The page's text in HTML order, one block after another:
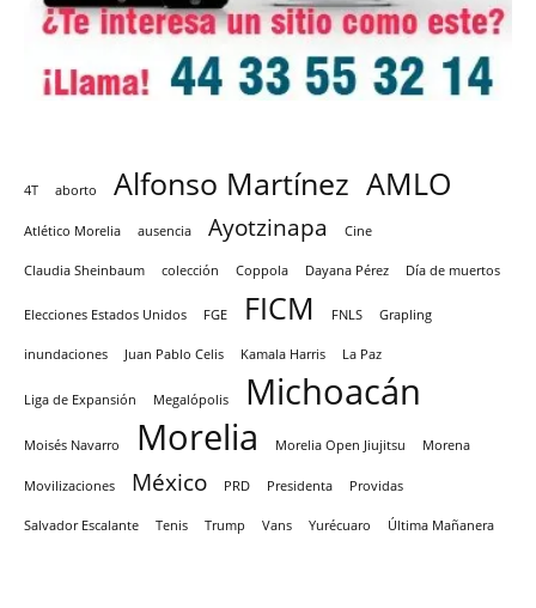
4T aborto Alfonso Martínez AMLO
Atlético Morelia ausencia Ayotzinapa Cine
Claudia Sheinbaum colección Coppola Dayana Pérez Día de muertos
Elecciones Estados Unidos FGE FICM FNLS Grapling
inundaciones Juan Pablo Celis Kamala Harris La Paz
Liga de Expansión Megalópolis Michoacán
Moisés Navarro Morelia Morelia Open Jiujitsu Morena
Movilizaciones México PRD Presidenta Providas
Salvador Escalante Tenis Trump Vans Yurécuaro Última Mañanera